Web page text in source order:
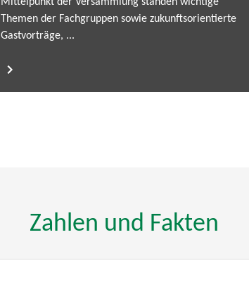
Themen der Fachgruppen sowie zukunftsorientierte
Gastvorträge, ...
Zahlen und Fakten